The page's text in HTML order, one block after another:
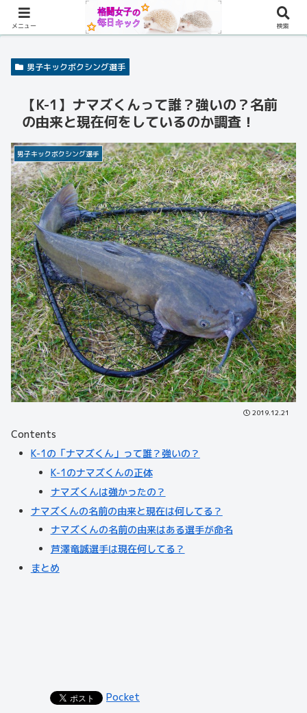
男子キックボクシング選手
【K-1】ナマズくんって誰？強いの？名前
の由来と現在何をしているのか調査！
男子キックボクシング選手
2019.12.21
Contents
K-1の「ナマズくん」って誰？強いの？
K-1のナマズくんの正体
ナマズくんは強かったの？
ナマズくんの名前の由来と現在は何してる？
ナマズくんの名前の由来はある選手が命名
芦澤竜誠選手は現在何してる？
まとめ
Pocket
メニュー 検索